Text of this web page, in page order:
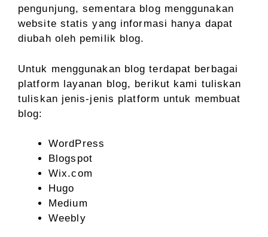
pengunjung, sementara blog menggunakan
website statis yang informasi hanya dapat
diubah oleh pemilik blog.
Untuk menggunakan blog terdapat berbagai
platform layanan blog, berikut kami tuliskan
tuliskan jenis-jenis platform untuk membuat
blog:
WordPress
Blogspot
Wix.com
Hugo
Medium
Weebly